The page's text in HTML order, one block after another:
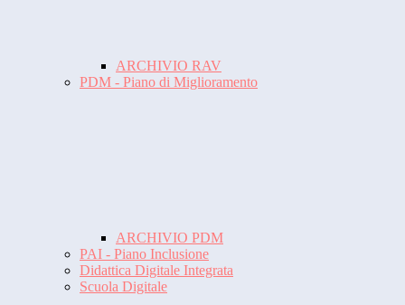
ARCHIVIO RAV
PDM - Piano di Miglioramento
ARCHIVIO PDM
PAI - Piano Inclusione
Didattica Digitale Integrata
Scuola Digitale